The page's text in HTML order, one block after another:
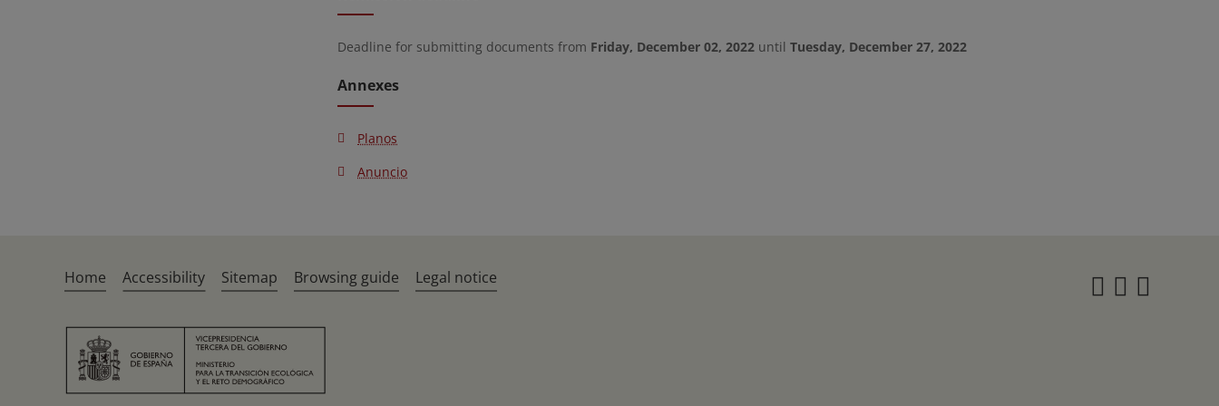
Deadline for submitting documents from Friday, December 02, 2022 until Tuesday, December 27, 2022
Annexes
Planos
Anuncio
Home Accessibility Sitemap Browsing guide Legal notice Twitter